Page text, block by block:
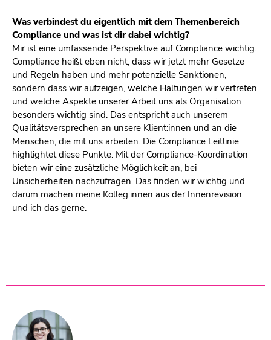
Was verbindest du eigentlich mit dem Themenbereich
Compliance und was ist dir dabei wichtig?
Mir ist eine umfassende Perspektive auf Compliance wichtig.
Compliance heißt eben nicht, dass wir jetzt mehr Gesetze
und Regeln haben und mehr potenzielle Sanktionen,
sondern dass wir aufzeigen, welche Haltungen wir vertreten
und welche Aspekte unserer Arbeit uns als Organisation
besonders wichtig sind. Das entspricht auch unserem
Qualitätsversprechen an unsere Klient:innen und an die
Menschen, die mit uns arbeiten. Die Compliance Leitlinie
highlightet diese Punkte. Mit der Compliance-Koordination
bieten wir eine zusätzliche Möglichkeit an, bei
Unsicherheiten nachzufragen. Das finden wir wichtig und
darum machen meine Kolleg:innen aus der Innenrevision
und ich das gerne.